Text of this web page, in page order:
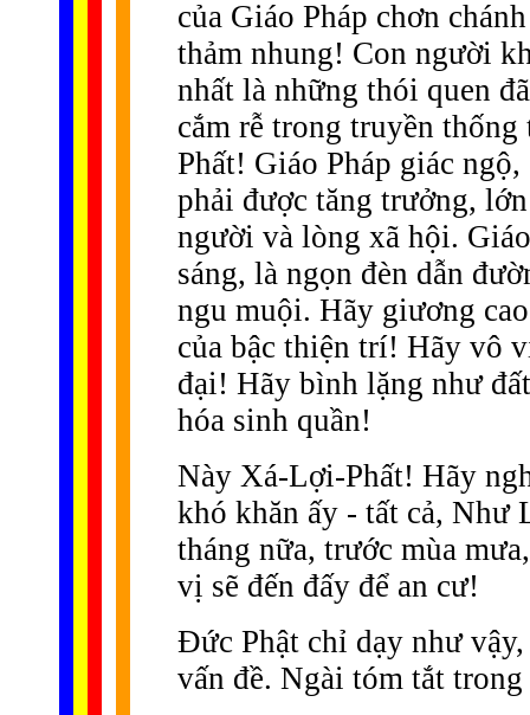
của Giáo Pháp chơn
thảm nhung! Con người
nhất là những thói quen
cắm rễ trong truyền
Phất! Giáo Pháp giác
phải được tăng trưởng,
người và lòng xã hội.
sáng, là ngọn đèn dẫn
ngu muội. Hãy giương
của bậc thiện trí! Hãy vô
đại! Hãy bình lặng như
hóa sinh quần!
Này Xá-Lợi-Phất! Hãy
khó khăn ấy - tất cả, Như
tháng nữa, trước mùa
vị sẽ đến đấy để an cư!
Ðức Phật chỉ dạy như
vấn đề. Ngài tóm tắt